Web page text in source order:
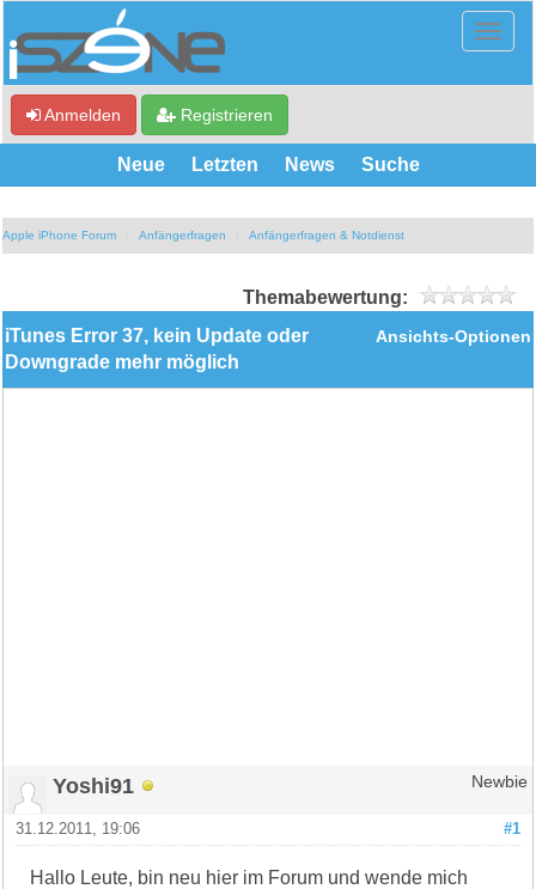
Anmelden Registrieren
Neue Letzten News Suche
Apple iPhone Forum Anfängerfragen Anfängerfragen & Notdienst
Themabewertung:
Ansichts-Optionen
iTunes Error 37, kein Update oder
Downgrade mehr möglich
Yoshi91 Newbie
#1
31.12.2011, 19:06
Hallo Leute, bin neu hier im Forum und wende mich